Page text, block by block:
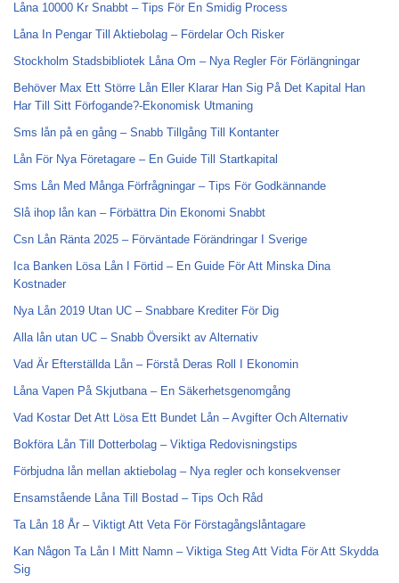
Låna 10000 Kr Snabbt – Tips För En Smidig Process
Låna In Pengar Till Aktiebolag – Fördelar Och Risker
Stockholm Stadsbibliotek Låna Om – Nya Regler För Förlängningar
Behöver Max Ett Större Lån Eller Klarar Han Sig På Det Kapital Han
Har Till Sitt Förfogande?-Ekonomisk Utmaning
Sms lån på en gång – Snabb Tillgång Till Kontanter
Lån För Nya Företagare – En Guide Till Startkapital
Sms Lån Med Många Förfrågningar – Tips För Godkännande
Slå ihop lån kan – Förbättra Din Ekonomi Snabbt
Csn Lån Ränta 2025 – Förväntade Förändringar I Sverige
Ica Banken Lösa Lån I Förtid – En Guide För Att Minska Dina
Kostnader
Nya Lån 2019 Utan UC – Snabbare Krediter För Dig
Alla lån utan UC – Snabb Översikt av Alternativ
Vad Är Efterställda Lån – Förstå Deras Roll I Ekonomin
Låna Vapen På Skjutbana – En Säkerhetsgenomgång
Vad Kostar Det Att Lösa Ett Bundet Lån – Avgifter Och Alternativ
Bokföra Lån Till Dotterbolag – Viktiga Redovisningstips
Förbjudna lån mellan aktiebolag – Nya regler och konsekvenser
Ensamstående Låna Till Bostad – Tips Och Råd
Ta Lån 18 År – Viktigt Att Veta För Förstagångslåntagare
Kan Någon Ta Lån I Mitt Namn – Viktiga Steg Att Vidta För Att Skydda
Sig